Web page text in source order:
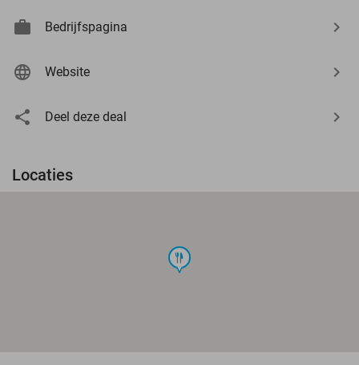
Bedrijfspagina
Website
Deel deze deal
Locaties
food